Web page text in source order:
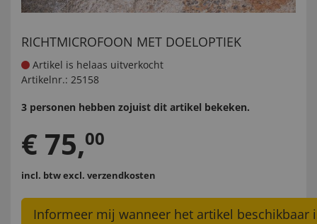
RICHTMICROFOON MET DOELOPTIEK
Artikel is helaas uitverkocht
Artikelnr.: 25158
3 personen hebben zojuist dit artikel bekeken.
€ 75,00
incl. btwexcl. verzendkosten
Informeer mij wanneer het artikel beschikbaar